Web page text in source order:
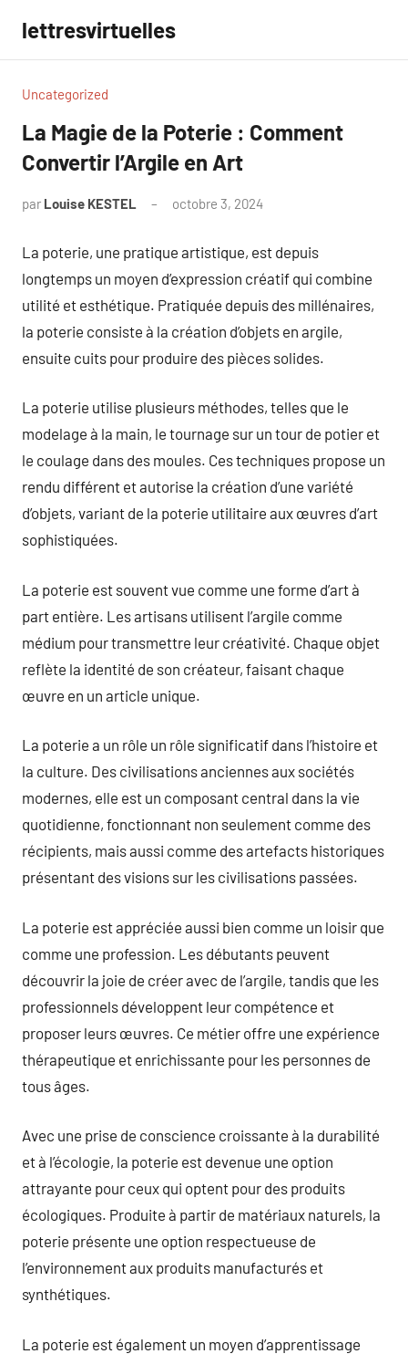
contenu
lettresvirtuelles
Uncategorized
La Magie de la Poterie : Comment
Convertir l’Argile en Art
par Louise KESTEL octobre 3, 2024
La poterie, une pratique artistique, est depuis
longtemps un moyen d’expression créatif qui combine
utilité et esthétique. Pratiquée depuis des millénaires,
la poterie consiste à la création d’objets en argile,
ensuite cuits pour produire des pièces solides.
La poterie utilise plusieurs méthodes, telles que le
modelage à la main, le tournage sur un tour de potier et
le coulage dans des moules. Ces techniques propose un
rendu différent et autorise la création d’une variété
d’objets, variant de la poterie utilitaire aux œuvres d’art
sophistiquées.
La poterie est souvent vue comme une forme d’art à
part entière. Les artisans utilisent l’argile comme
médium pour transmettre leur créativité. Chaque objet
reflète la identité de son créateur, faisant chaque
œuvre en un article unique.
La poterie a un rôle un rôle significatif dans l’histoire et
la culture. Des civilisations anciennes aux sociétés
modernes, elle est un composant central dans la vie
quotidienne, fonctionnant non seulement comme des
récipients, mais aussi comme des artefacts historiques
présentant des visions sur les civilisations passées.
La poterie est appréciée aussi bien comme un loisir que
comme une profession. Les débutants peuvent
découvrir la joie de créer avec de l’argile, tandis que les
professionnels développent leur compétence et
proposer leurs œuvres. Ce métier offre une expérience
thérapeutique et enrichissante pour les personnes de
tous âges.
Avec une prise de conscience croissante à la durabilité
et à l’écologie, la poterie est devenue une option
attrayante pour ceux qui optent pour des produits
écologiques. Produite à partir de matériaux naturels, la
poterie présente une option respectueuse de
l’environnement aux produits manufacturés et
synthétiques.
La poterie est également un moyen d’apprentissage